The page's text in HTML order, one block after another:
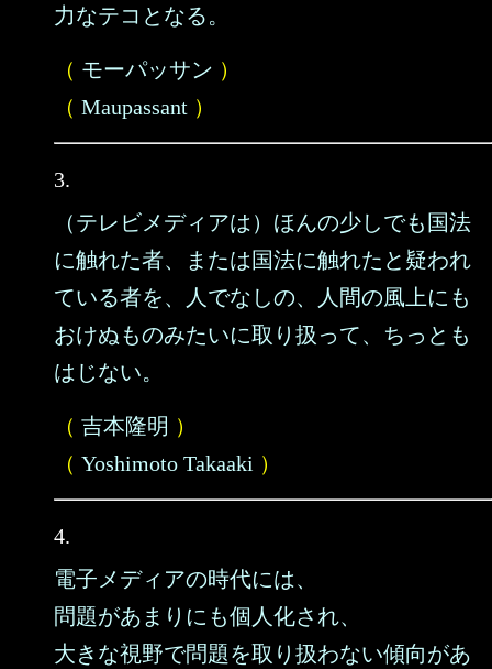
力なテコとなる。
（ モーパッサン ）
（ Maupassant ）
3.
（テレビメディアは）ほんの少しでも国法
に触れた者、または国法に触れたと疑われ
ている者を、人でなしの、人間の風上にも
おけぬものみたいに取り扱って、ちっとも
はじない。
（ 吉本隆明 ）
（ Yoshimoto Takaaki ）
4.
電子メディアの時代には、
問題があまりにも個人化され、
大きな視野で問題を取り扱わない傾向があ